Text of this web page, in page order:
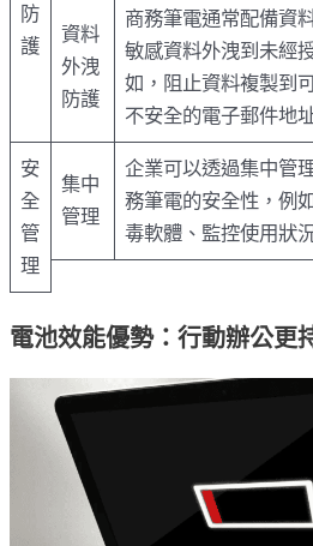
防
護
資料
外洩
防護
商務筆電通常配備資
敏感資料外洩到未經
如，阻止資料複製到
不安全的電子郵件地
安
全
管
理
集中
管理
企業可以透過集中管
務筆電的安全性，例
毒軟體、監控使用狀
電池效能優勢：行動辦公更